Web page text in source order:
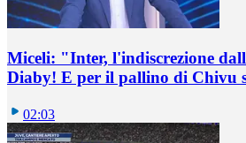
Miceli: "Inter, l'indiscrezione
Diaby! E per il pallino di Chivu
02:03